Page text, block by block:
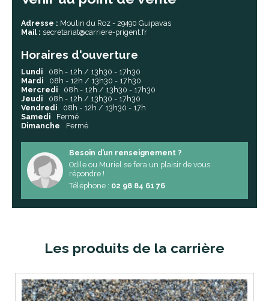
Adresse : Moulin du Roz - 29490 Guipavas
Mail : secretariat@carriere-prigent.fr
Horaires d'ouverture
Lundi
08h - 12h / 13h30 - 17h30
Mardi
08h - 12h / 13h30 - 17h30
Mercredi
08h - 12h / 13h30 - 17h30
Jeudi
08h - 12h / 13h30 - 17h30
Vendredi
08h - 12h / 13h30 - 17h
Samedi
Fermé
Dimanche
Fermé
Besoin d’un renseignement ?
Odile ou Muriel se fera un plaisir de vous
répondre !
Téléphone : 02 98 84 61 76
Les produits de la carrière